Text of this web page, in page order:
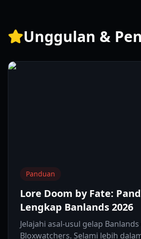
Unggulan &
Panduan
Lore Doom by Fate:
Lengkap Banlands 2026
Jelajahi asal-usul gelap
Bloxwatchers. Selami lebih